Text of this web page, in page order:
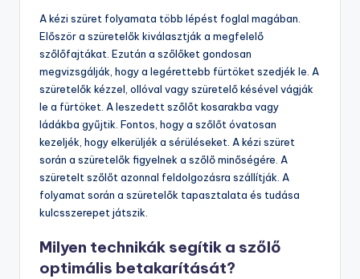
A kézi szüret folyamata több lépést foglal magában.
Először a szüretelők kiválasztják a megfelelő
szőlőfajtákat. Ezután a szőlőket gondosan
megvizsgálják, hogy a legérettebb fürtöket szedjék le. A
szüretelők kézzel, ollóval vagy szüretelő késével vágják
le a fürtöket. A leszedett szőlőt kosarakba vagy
ládákba gyűjtik. Fontos, hogy a szőlőt óvatosan
kezeljék, hogy elkerüljék a sérüléseket. A kézi szüret
során a szüretelők figyelnek a szőlő minőségére. A
szüretelt szőlőt azonnal feldolgozásra szállítják. A
folyamat során a szüretelők tapasztalata és tudása
kulcsszerepet játszik.
Milyen technikák segítik a szőlő
optimális betakarítását?